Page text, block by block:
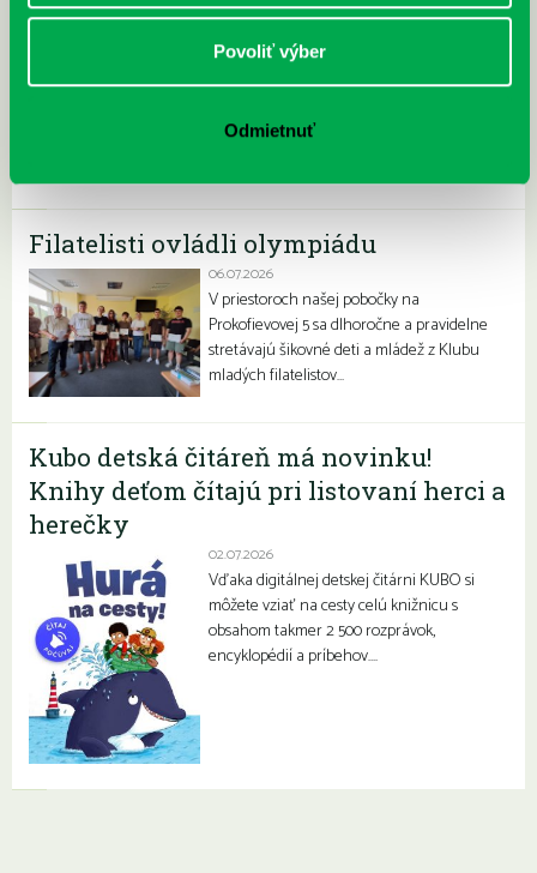
Povoliť výber
Odmietnuť
petržalská knižnica stala súčasťou pilotného
projektu…
Filatelisti ovládli olympiádu
06.07.2026
V priestoroch našej pobočky na
Prokofievovej 5 sa dlhoročne a pravidelne
stretávajú šikovné deti a mládež z Klubu
mladých filatelistov…
Kubo detská čitáreň má novinku!
Knihy deťom čítajú pri listovaní herci a
herečky
02.07.2026
Vďaka digitálnej detskej čitárni KUBO si
môžete vziať na cesty celú knižnicu s
obsahom takmer 2 500 rozprávok,
encyklopédií a príbehov….